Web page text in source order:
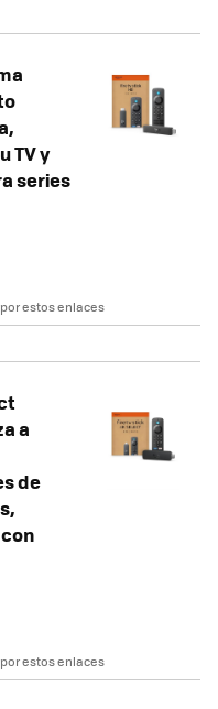
TV y
series
estos enlaces
a
de
estos enlaces